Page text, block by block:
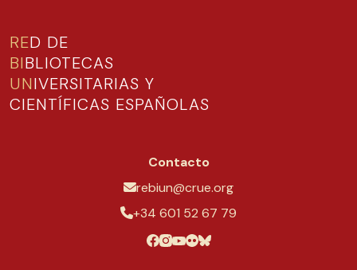
RED DE
BIBLIOTECAS
UNIVERSITARIAS Y
CIENTÍFICAS ESPAÑOLAS
Contacto
rebiun@crue.org
+34 601 52 67 79